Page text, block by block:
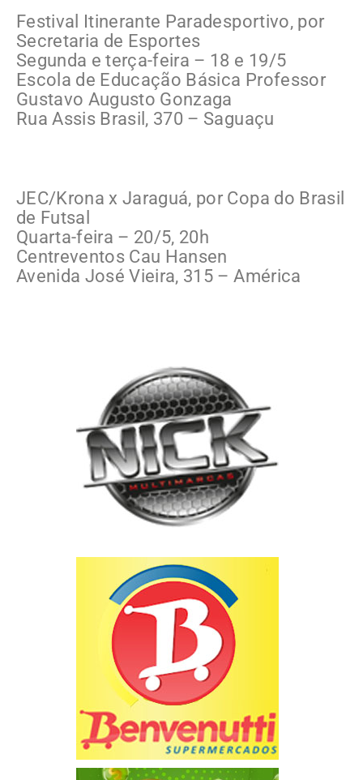
Festival Itinerante Paradesportivo, por
Secretaria de Esportes
Segunda e terça-feira – 18 e 19/5
Escola de Educação Básica Professor
Gustavo Augusto Gonzaga
Rua Assis Brasil, 370 – Saguaçu
JEC/Krona x Jaraguá, por Copa do Brasil
de Futsal
Quarta-feira – 20/5, 20h
Centreventos Cau Hansen
Avenida José Vieira, 315 – América